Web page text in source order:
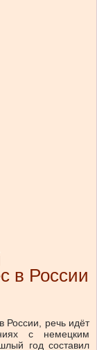
в России
России, речь идёт
с немецким
год составил